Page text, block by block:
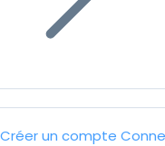
Créer un compte